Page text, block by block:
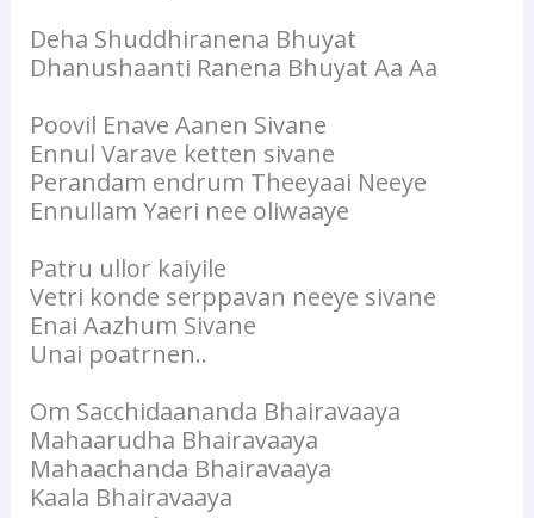
Deha Shuddhiranena Bhuyat
Dhanushaanti Ranena Bhuyat Aa Aa
Poovil Enave Aanen Sivane
Ennul Varave ketten sivane
Perandam endrum Theeyaai Neeye
Ennullam Yaeri nee oliwaaye
Patru ullor kaiyile
Vetri konde serppavan neeye sivane
Enai Aazhum Sivane
Unai poatrnen..
Om Sacchidaananda Bhairavaaya
Mahaarudha Bhairavaaya
Mahaachanda Bhairavaaya
Kaala Bhairavaaya